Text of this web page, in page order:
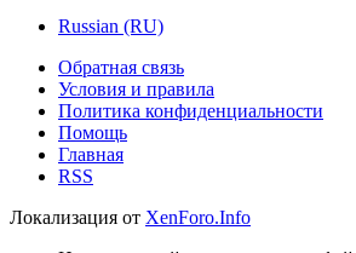
Russian (RU)
Обратная связь
Условия и правила
Политика конфиденциальности
Помощь
Главная
RSS
Локализация от XenForo.Info